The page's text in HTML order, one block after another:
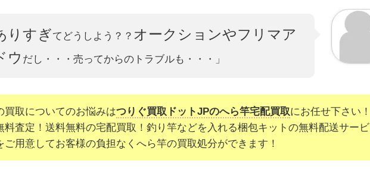
りすぎてどうしよう？？ オークションやフリマア
ウ だし・・・売ってからのトラブルも・・・」
買取についてのお悩みはつりぐ買取ドットJPのへら竿宅配買取にお任せ下さい！
料査定！送料無料の宅配買取！釣り竿などを入れる梱包キットの無料配送サービ
ご用意してお客様の負担なくへら竿の買取処分ができます！